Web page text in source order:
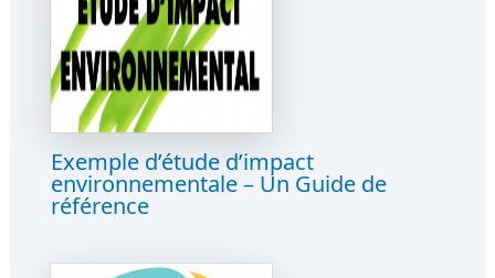
Exemple d’étude d’impact
environnementale – Un Guide de
référence